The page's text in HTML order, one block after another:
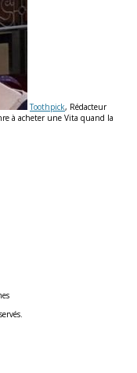
Toothpick, Rédacteur
à acheter une Vita quand la